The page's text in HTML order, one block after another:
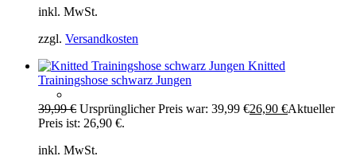
inkl. MwSt.
zzgl. Versandkosten
Knitted
Trainingshose schwarz Jungen
39,99€ Ursprünglicher Preis war: 39,99 €26,90 €Aktueller
Preis ist: 26,90 €.
inkl. MwSt.